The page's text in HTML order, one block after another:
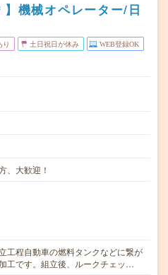
】機械オペレーター/日
り 土日祝日が休み WEB登録OK
、大歓迎！
工程自動車の燃料タンクなどに繋が
工です。組立後、ルークチェッ…